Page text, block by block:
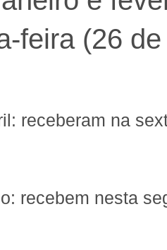
feira (26
receberam na
recebem nesta